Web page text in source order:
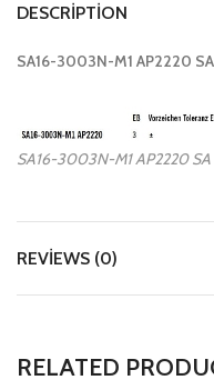
DESCRIPTION
SA16-3003N-M1 AP2220
SA16-3003N-M1 AP2220
REVIEWS (0)
RELATED